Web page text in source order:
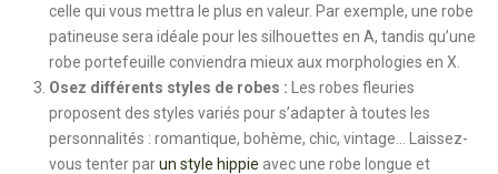
celle qui vous mettra le plus en valeur. Par exemple, une robe
patineuse sera idéale pour les silhouettes en A, tandis qu’une
robe portefeuille conviendra mieux aux morphologies en X.
Osez différents styles de robes : Les robes fleuries
proposent des styles variés pour s’adapter à toutes les
personnalités : romantique, bohème, chic, vintage… Laissez-
vous tenter parun style hippie avec une robe longue et